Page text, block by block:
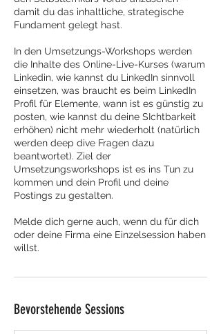
damit du das inhaltliche, strategische
Fundament gelegt hast.
In den Umsetzungs-Workshops werden
die Inhalte des Online-Live-Kurses (warum
Linkedin, wie kannst du LinkedIn sinnvoll
einsetzen, was braucht es beim LinkedIn
Profil für Elemente, wann ist es günstig zu
posten, wie kannst du deine SIchtbarkeit
erhöhen) nicht mehr wiederholt (natürlich
werden deep dive Fragen dazu
beantwortet). Ziel der
Umsetzungsworkshops ist es ins Tun zu
kommen und dein Profil und deine
Postings zu gestalten.
Melde dich gerne auch, wenn du für dich
oder deine Firma eine Einzelsession haben
willst.
Bevorstehende Sessions